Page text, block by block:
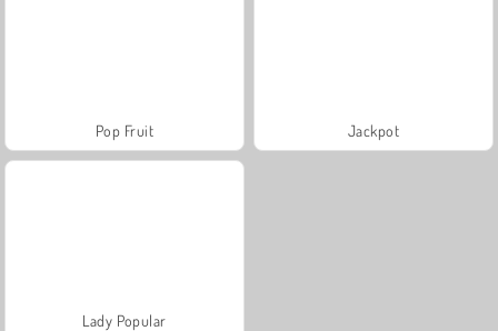
Pop Fruit Jackpot
Lady Popular